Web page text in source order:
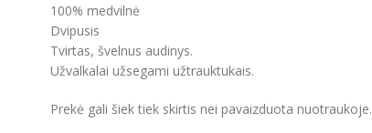
100% medvilnė
Dvipusis
Tvirtas, švelnus audinys.
Užvalkalai užsegami užtrauktukais.
Prekė gali šiek tiek skirtis nei pavaizduota nuotraukoje.